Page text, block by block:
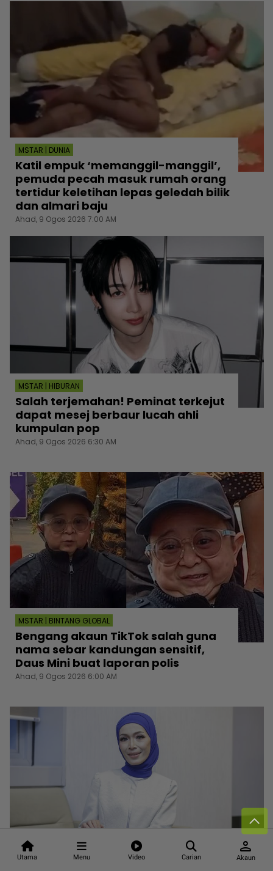
Utama Menu Video Carian
person
Akaun
MSTAR | DUNIA
Katil empuk ‘memanggil-manggil’,
pemuda pecah masuk rumah orang
tertidur keletihan lepas geledah bilik
dan almari baju
Ahad, 9 Ogos 2026 7:00 AM
MSTAR | HIBURAN
Salah terjemahan! Peminat terkejut
dapat mesej berbaur lucah ahli
kumpulan pop
Ahad, 9 Ogos 2026 6:30 AM
MSTAR | BINTANG GLOBAL
Bengang akaun TikTok salah guna
nama sebar kandungan sensitif,
Daus Mini buat laporan polis
Ahad, 9 Ogos 2026 6:00 AM
MSTAR | HIBURAN